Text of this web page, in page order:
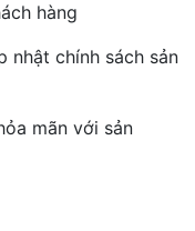
hàng
nhật chính sách sản
mãn với sản